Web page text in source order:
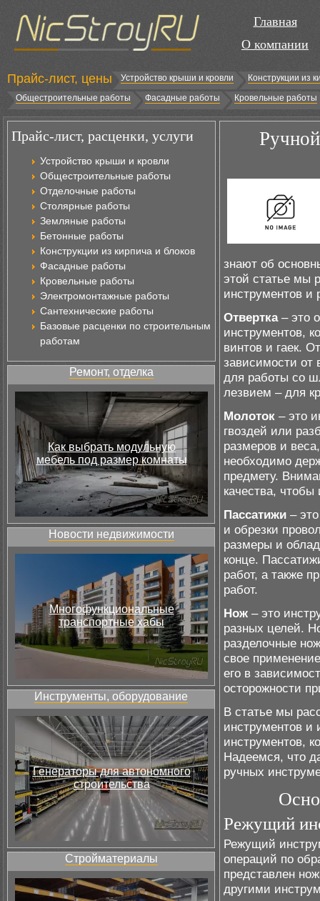
Главная
О компании
Прайс-лист, цены Устройство крыши и кровли
Конструкции из
Общестроительные работы
Фасадные работы Кровельные работы
Прайс-лист, расценки, услуги
Устройство крыши и кровли
Общестроительные работы
Отделочные работы
Столярные работы
Земляные работы
Бетонные работы
Конструкции из кирпича и блоков
Фасадные работы
Кровельные работы
Электромонтажные работы
Сантехнические работы
Базовые расценки по строительным
работам
Ремонт, отделка
Как выбрать модульную
мебель под размер комнаты
Новости недвижимости
Многофункциональные
транспортные хабы
Инструменты, оборудование
Генераторы для автономного
строительства
Стройматериалы
знают об
этой статье мы
инструментов и
Отвертка– это
инструментов,
винтов и гаек.
зависимости от
для работы со
лезвием – для
Молоток – это
гвоздей или
размеров и
необходимо
предмету.
качества,
Пассатижи –
и обрезки
размеры и
конце.
работ, а также
работ.
Нож – это
разных целей.
разделочные
свое
его в
осторожности
В статье мы
инструментов и
инструментов,
Надеемся, что
ручных
Режущий
Режущий
операций по
представлен
другими